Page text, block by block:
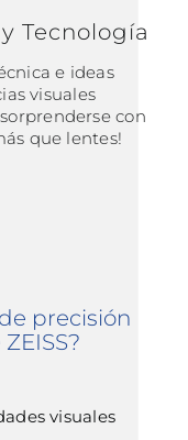
Tecnología
e ideas
visuales
con
que lentes!
precisión
visuales